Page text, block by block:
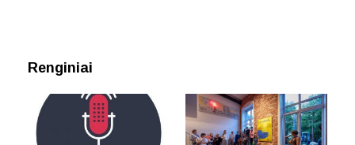
Renginiai